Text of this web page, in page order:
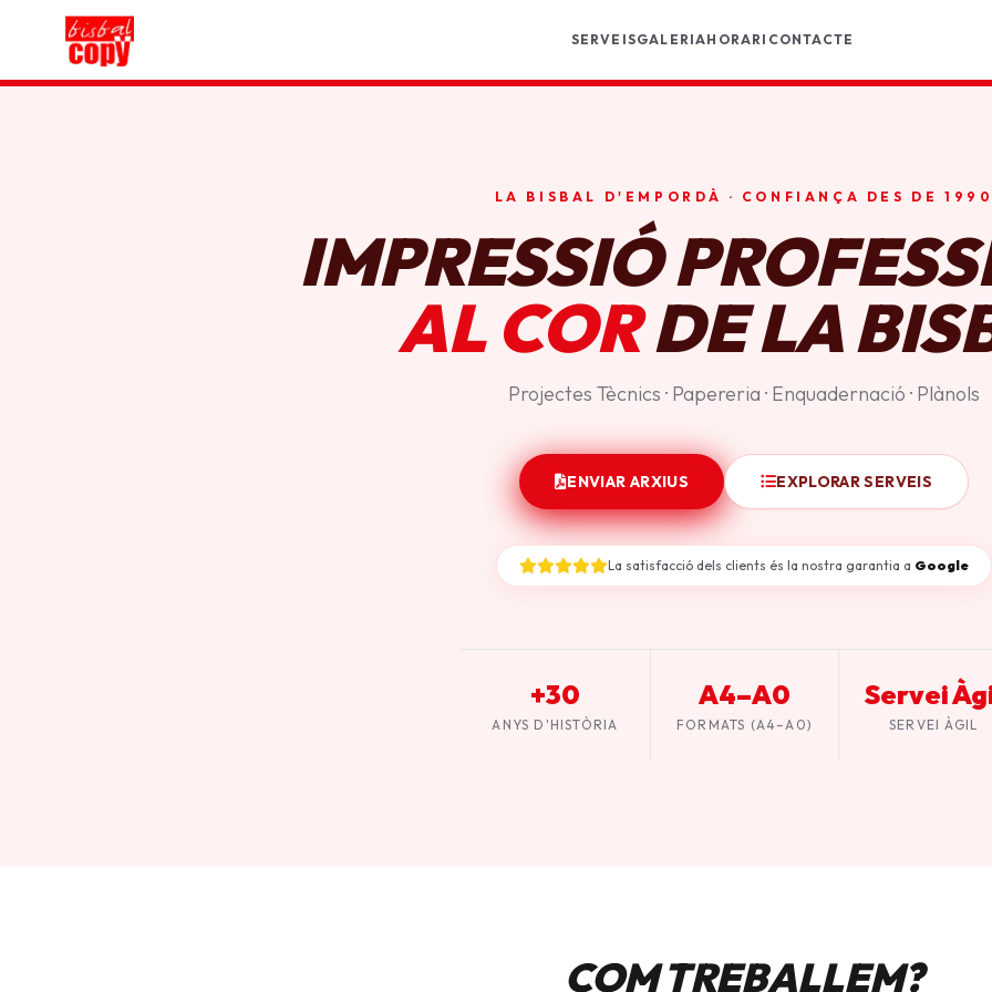
SERVEISGALERIAHORARI CONTACTE
LA BISBAL D'EMPORDÀ · CONFIANÇA DES DE
IMPRESSIÓ
AL CORDE LA
Projectes Tècnics · Papereria · Enquadernació · Plànols
ENVIAR ARXIUS EXPLORAR SERVEIS
La satisfacció dels clients és la nostra garantia a Google
+30
ANYS D'HISTÒRIA
A4–A0
FORMATS (A4–A0)
Servei
SERVEI ÀGIL
COM TREBALLEM?